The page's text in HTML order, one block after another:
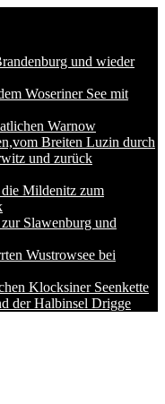
und wieder
Woseriner See mit
Warnow
Breiten Luzin durch
und zurück
Mildenitz zum
Slawenburg und
Wustrowsee bei
Klocksiner Seenkette
der Halbinsel Drigge